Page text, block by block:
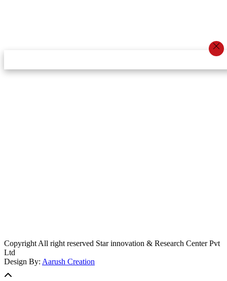
Copyright All right reserved Star innovation & Research Center Pvt
Ltd
Design By: Aarush Creation